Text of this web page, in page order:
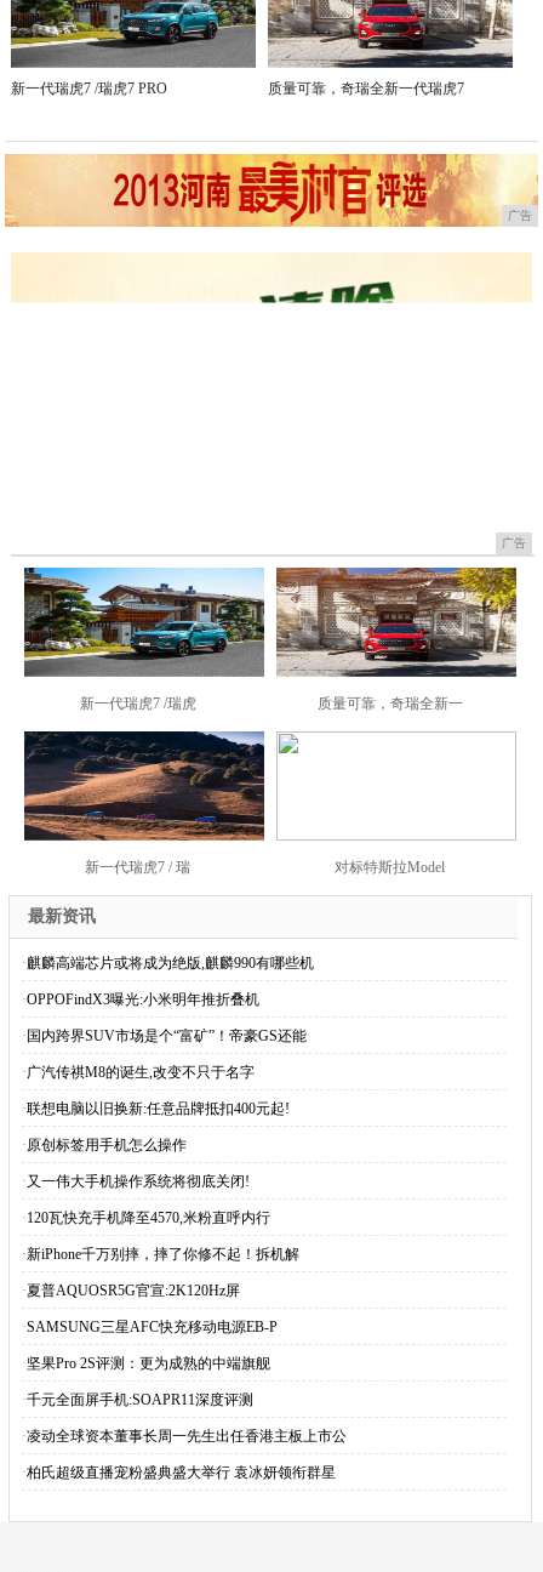
新一代瑞虎7 /瑞虎7 PRO 质量可靠，奇瑞全新一代瑞虎7
广告
广告
新一代瑞虎7 /瑞虎 质量可靠，奇瑞全新一
新一代瑞虎7 / 瑞 对标特斯拉Model
最新资讯
·麒麟高端芯片或将成为绝版,麒麟990有哪些机
·OPPOFindX3曝光:小米明年推折叠机
· 国内跨界SUV市场是个“富矿”！帝豪GS还能
·广汽传祺M8的诞生,改变不只于名字
·联想电脑以旧换新:任意品牌抵扣400元起!
·原创标签用手机怎么操作
·又一伟大手机操作系统将彻底关闭!
·120瓦快充手机降至4570,米粉直呼内行
·新iPhone千万别摔，摔了你修不起！拆机解
·夏普AQUOSR5G官宣:2K120Hz屏
·SAMSUNG三星AFC快充移动电源EB-P
·坚果Pro 2S评测：更为成熟的中端旗舰
·千元全面屏手机:SOAPR11深度评测
·凌动全球资本董事长周一先生出任香港主板上市公
·柏氏超级直播宠粉盛典盛大举行 袁冰妍领衔群星